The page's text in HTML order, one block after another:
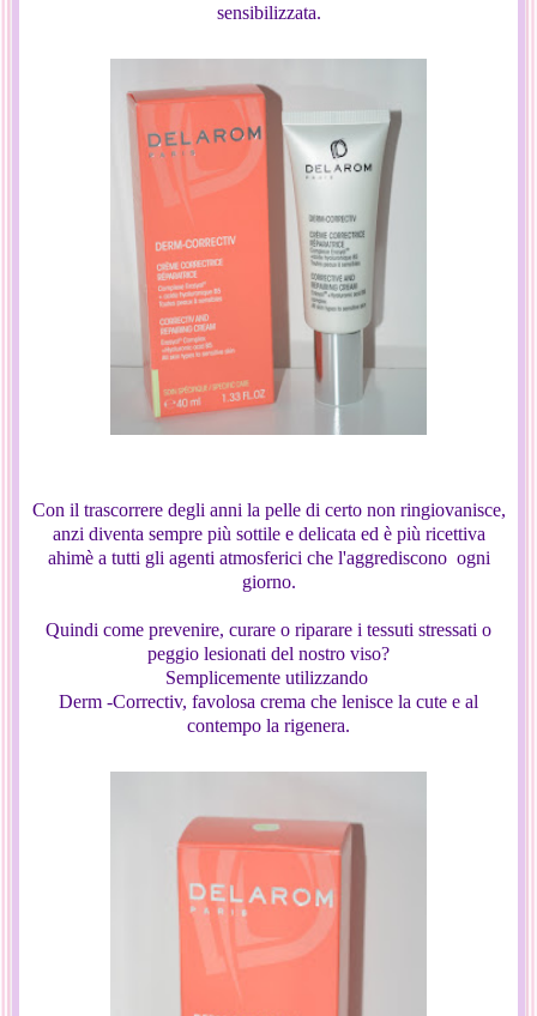
sensibilizzata.
Con il trascorrere degli anni la pelle di certo non ringiovanisce,
anzi diventa sempre più sottile e delicata ed è più ricettiva
ahimè a tutti gli agenti atmosferici che l'aggrediscono ogni
giorno.
Quindi come prevenire, curare o riparare i tessuti stressati o
peggio lesionati del nostro viso?
Semplicemente utilizzando
Derm -Correctiv, favolosa crema che lenisce la cute e al
contempo la rigenera.